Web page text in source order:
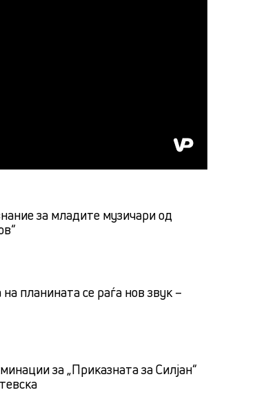
за младите музичари од
планината се раѓа нов звук –
за „Приказната за Силјан“